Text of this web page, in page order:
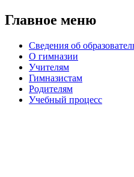
Главное меню
Сведения об
О гимназии
Учителям
Гимназистам
Родителям
Учебный процесс